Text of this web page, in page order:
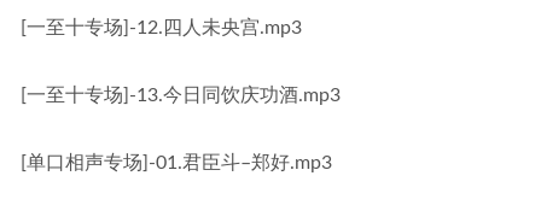
[一至十专场]-12.四人未央宫.mp3
[一至十专场]-13.今日同饮庆功酒.mp3
[单口相声专场]-01.君臣斗–郑好.mp3